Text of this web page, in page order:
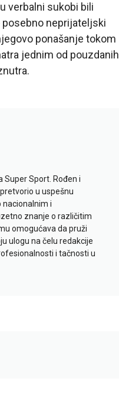
verbalni sukobi bili
posebno neprijateljski
ponašanje tokom
jednim od pouzdanih
Super Sport. Rođen i
u uspešnu
nacionalnim i
znanje o različitim
omogućava da pruži
ulogu na čelu redakcije
i tačnosti u